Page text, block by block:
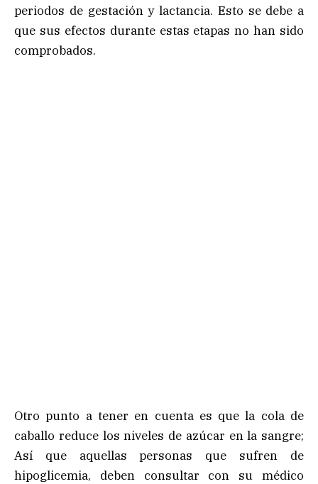
periodos de gestación y lactancia. Esto se debe a
que sus efectos durante estas etapas no han sido
comprobados.
Otro punto a tener en cuenta es que la cola de
caballo reduce los niveles de azúcar en la sangre;
Así que aquellas personas que sufren de
hipoglicemia, deben consultar con su médico